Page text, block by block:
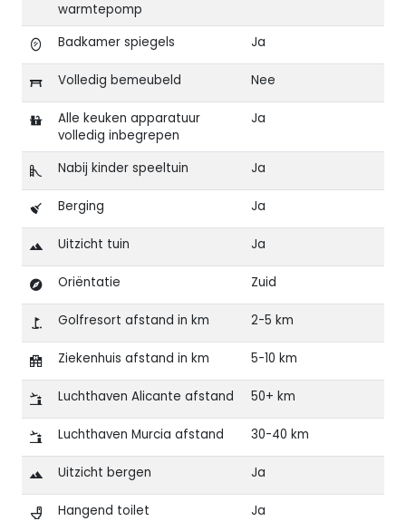
warmtepomp
Badkamer spiegels Ja
Volledig bemeubeld Nee
Alle keuken apparatuur
volledig inbegrepen
Ja
Nabij kinder speeltuin Ja
Berging Ja
Uitzicht tuin Ja
Oriëntatie Zuid
Golfresort afstand in km 2-5 km
Ziekenhuis afstand in km 5-10 km
Luchthaven Alicante afstand 50+ km
Luchthaven Murcia afstand 30-40 km
Uitzicht bergen Ja
Hangend toilet Ja